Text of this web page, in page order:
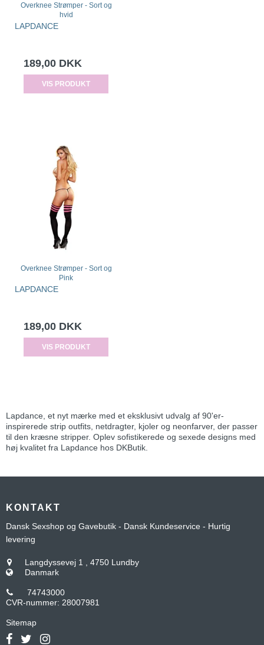
Overknee Strømper - Sort og
hvid
LAPDANCE
189,00 DKK
VIS PRODUKT
Overknee Strømper - Sort og
Pink
LAPDANCE
189,00 DKK
VIS PRODUKT
Lapdance, et nyt mærke med et eksklusivt udvalg af 90'er-
inspirerede strip outfits, netdragter, kjoler og neonfarver, der passer
til den kræsne stripper. Oplev sofistikerede og sexede designs med
høj kvalitet fra Lapdance hos DKButik.
KONTAKT
Dansk Sexshop og Gavebutik - Dansk Kundeservice - Hurtig
levering
Langdyssevej 1 , 4750 Lundby
Danmark
74743000
CVR-nummer: 28007981
Sitemap